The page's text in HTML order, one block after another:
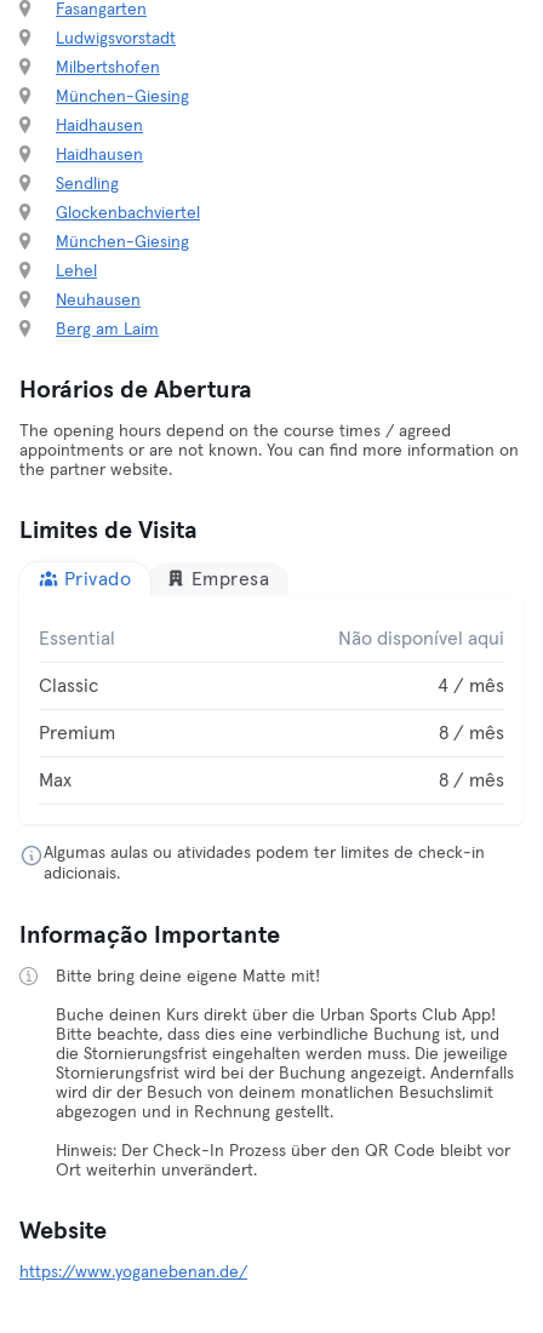
Fasangarten
Ludwigsvorstadt
Milbertshofen
München-Giesing
Haidhausen
Haidhausen
Sendling
Glockenbachviertel
München-Giesing
Lehel
Neuhausen
Berg am Laim
Horários de Abertura
The opening hours depend on the course times / agreed
appointments or are not known. You can find more information on
the partner website.
Limites de Visita
Privado Empresa
Essential Não disponível aqui
Classic 4 / mês
Premium 8 / mês
Max 8 / mês
Algumas aulas ou atividades podem ter limites de check-in
adicionais.
Informação Importante
Bitte bring deine eigene Matte mit!
Buche deinen Kurs direkt über die Urban Sports Club App!
Bitte beachte, dass dies eine verbindliche Buchung ist, und
die Stornierungsfrist eingehalten werden muss. Die jeweilige
Stornierungsfrist wird bei der Buchung angezeigt. Andernfalls
wird dir der Besuch von deinem monatlichen Besuchslimit
abgezogen und in Rechnung gestellt.
Hinweis: Der Check-In Prozess über den QR Code bleibt vor
Ort weiterhin unverändert.
Website
https://www.yoganebenan.de/